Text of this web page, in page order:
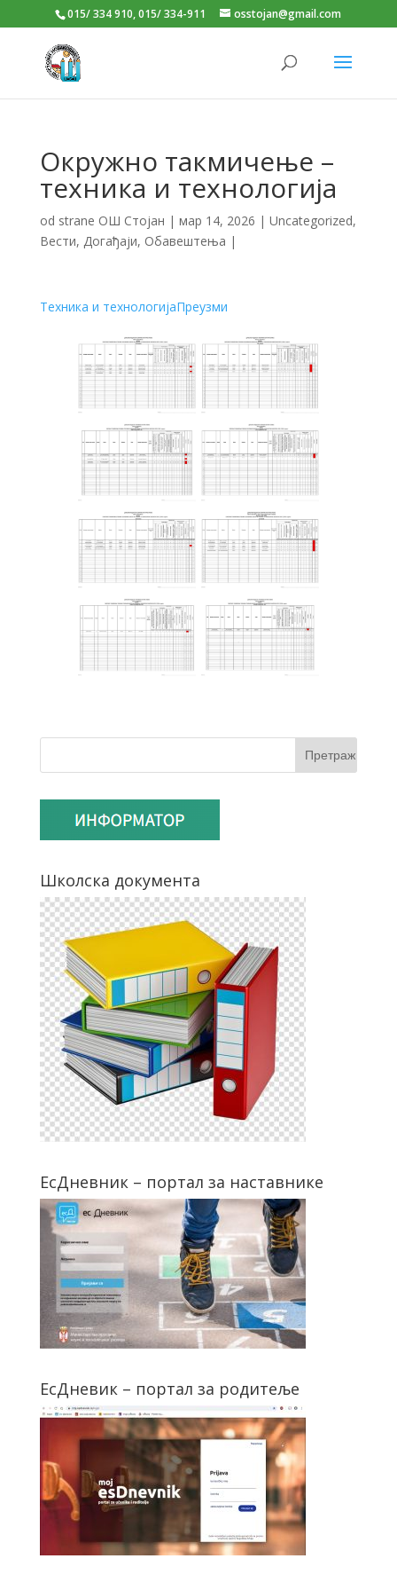
015/ 334 910, 015/ 334-911 osstojan@gmail.com
Окружно такмичење –
техника и технологија
od strane ОШ Стојан | мар 14, 2026 | Uncategorized,
Вести, Догађаји, Обавештења |
Техника и технологијаПреузми
Школска документа
ЕсДневник – портал за наставнике
ЕсДневик – портал за родитеље